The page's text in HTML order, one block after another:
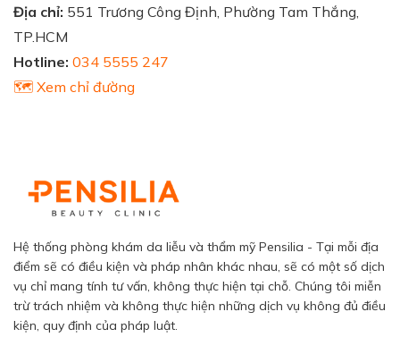
Địa chỉ: 551 Trương Công Định, Phường Tam Thắng,
TP.HCM
Hotline: 034 5555 247
🗺️ Xem chỉ đường
Hệ thống phòng khám da liễu và thẩm mỹ Pensilia - Tại mỗi địa
điểm sẽ có điều kiện và pháp nhân khác nhau, sẽ có một số dịch
vụ chỉ mang tính tư vấn, không thực hiện tại chỗ. Chúng tôi miễn
trừ trách nhiệm và không thực hiện những dịch vụ không đủ điều
kiện, quy định của pháp luật.